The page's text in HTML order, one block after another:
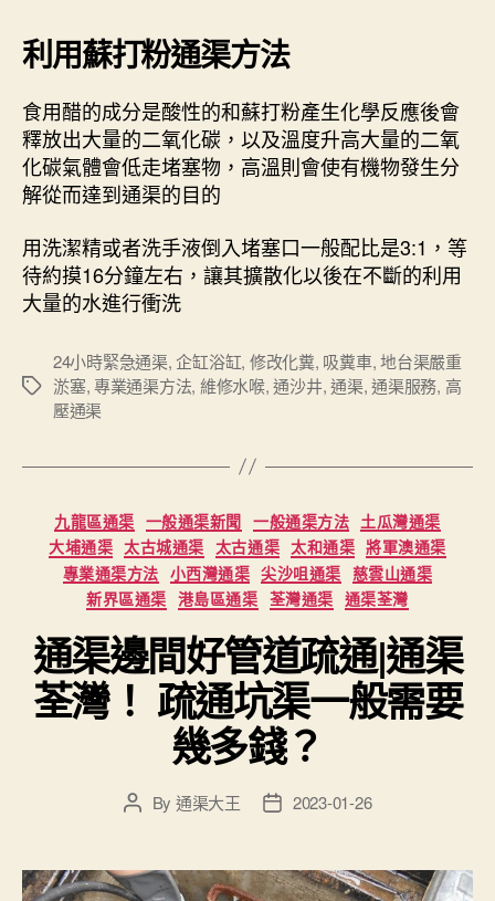
利用蘇打粉通渠方法
食用醋的成分是酸性的和蘇打粉產生化學反應後會
釋放出大量的二氧化碳，以及溫度升高大量的二氧
化碳氣體會低走堵塞物，高溫則會使有機物發生分
解從而達到通渠的目的
用洗潔精或者洗手液倒入堵塞口一般配比是3:1，等
待約摸16分鐘左右，讓其擴散化以後在不斷的利用
大量的水進行衝洗
Tags
24小時緊急通渠,企缸浴缸, 修改化糞, 吸糞車,地台渠嚴重
淤塞,專業通渠方法, 維修水喉,通沙井,通渠,通渠服務, 高
壓通渠
Categories
九龍區通渠 一般通渠新聞 一般通渠方法 土瓜灣通渠
大埔通渠 太古城通渠 太古通渠 太和通渠 將軍澳通渠
專業通渠方法 小西灣通渠 尖沙咀通渠 慈雲山通渠
新界區通渠 港島區通渠 荃灣通渠 通渠荃灣
通渠邊間好管道疏通|通渠
荃灣！ 疏通坑渠一般需要
幾多錢？
PostBy 通渠大王
Post2023-01-26